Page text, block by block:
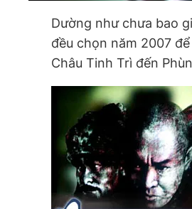
Dường như chưa bao
đều chọn năm 2007
Châu Tinh Trì đến